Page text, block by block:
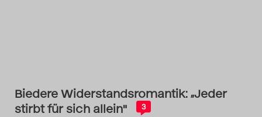
2015
Biedere Widerstandsromantik: „Jeder
stirbt für sich allein"
3